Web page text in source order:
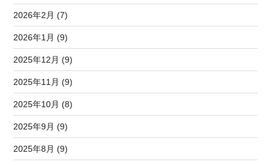
2026年2月 (7)
2026年1月 (9)
2025年12月 (9)
2025年11月 (9)
2025年10月 (8)
2025年9月 (9)
2025年8月 (9)